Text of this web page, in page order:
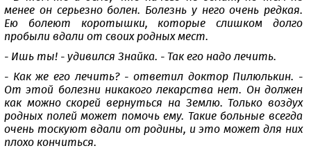
менее он серьезно болен. Болезнь у него очень редкая.
Ею болеют коротышки, которые слишком долго
пробыли вдали от своих родных мест.
- Ишь ты! - удивился Знайка. - Так его надо лечить.
- Как же его лечить? - ответил доктор Пилюлькин. -
От этой болезни никакого лекарства нет. Он должен
как можно скорей вернуться на Землю. Только воздух
родных полей может помочь ему. Такие больные всегда
очень тоскуют вдали от родины, и это может для них
плохо кончиться.